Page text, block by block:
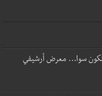
سوا… معرض أرشيفي